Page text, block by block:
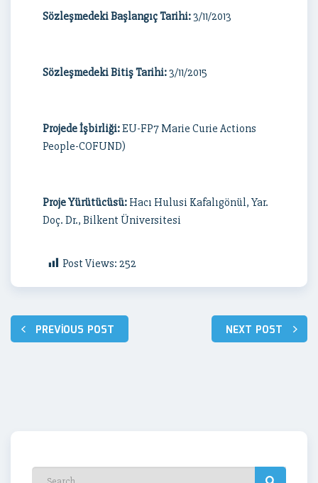
Sözleşmedeki Başlangıç Tarihi:3/11/2013
Sözleşmedeki Bitiş Tarihi:3/11/2015
Projede İşbirliği:EU-FP7 Marie Curie Actions
People-COFUND)
Proje Yürütücüsü: Hacı Hulusi Kafalıgönül, Yar.
Doç. Dr., Bilkent Üniversitesi
Post Views: 252
Yazı
dolaşımı
PREVIOUS POST NEXT POST